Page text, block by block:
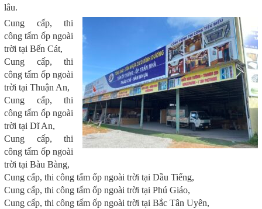
lâu.
Cung cấp, thi
công tấm ốp ngoài
trời tại Bến Cát,
Cung cấp, thi
công tấm ốp ngoài
trời tại Thuận An,
Cung cấp, thi
công tấm ốp ngoài
trời tại Dĩ An,
Cung cấp, thi
công tấm ốp ngoài
trời tại Bàu Bàng,
Cung cấp, thi công tấm ốp ngoài trời tại Dầu Tiếng,
Cung cấp, thi công tấm ốp ngoài trời tại Phú Giáo,
Cung cấp, thi công tấm ốp ngoài trời tại Bắc Tân Uyên,